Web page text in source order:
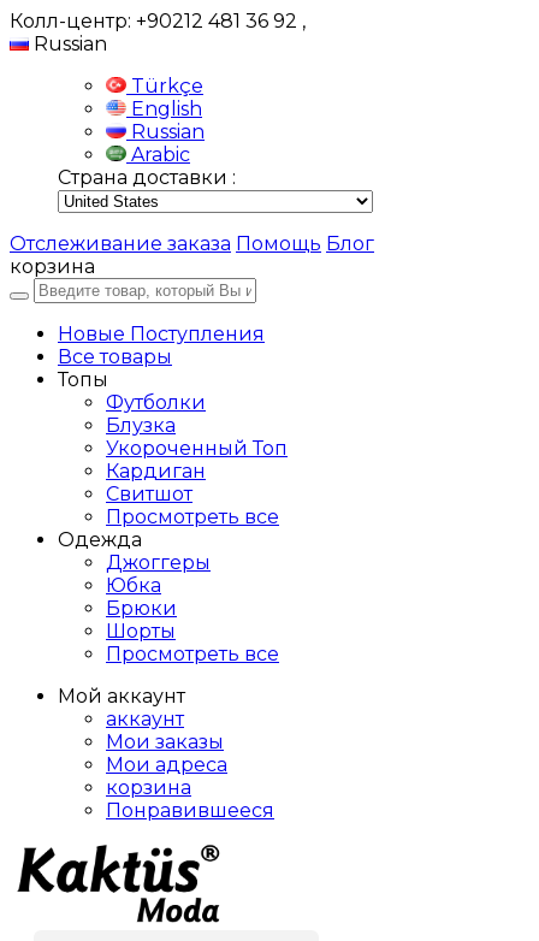
Колл-центр: +90212 481 36 92 ,
Russian
Türkçe
English
Russian
Arabic
Страна доставки :
Отслеживание заказа Помощь Блог
корзина
Новые Поступления
Все товары
Топы
Футболки
Блузка
Укороченный Топ
Кардиган
Свитшот
Просмотреть все
Одежда
Джоггеры
Юбка
Брюки
Шорты
Просмотреть все
Мой аккаунт
аккаунт
Мои заказы
Мои адреса
корзина
Понравившееся